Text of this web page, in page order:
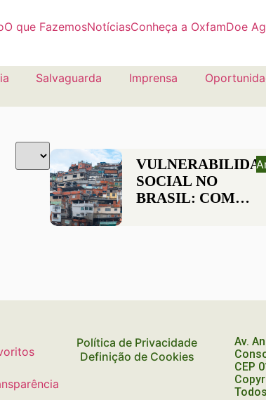
O que FazemosNotíciasConheça a OxfamDoe
Salvaguarda Imprensa
SOCIAL NO
BRASIL: COMO
Política de Privacidade
Definição de Cookies
Av.
CEP